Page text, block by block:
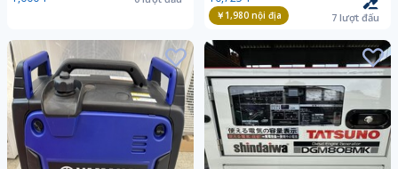
￥1,980nội địa 7 lượt đấu